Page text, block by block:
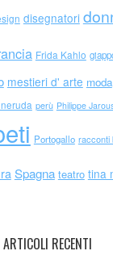
disegnatori
Frida Kahlo
mestieri d' arte moda
perù Philippe
Portogallo racconti
Spagna teatro tina
ARTICOLI RECENTI